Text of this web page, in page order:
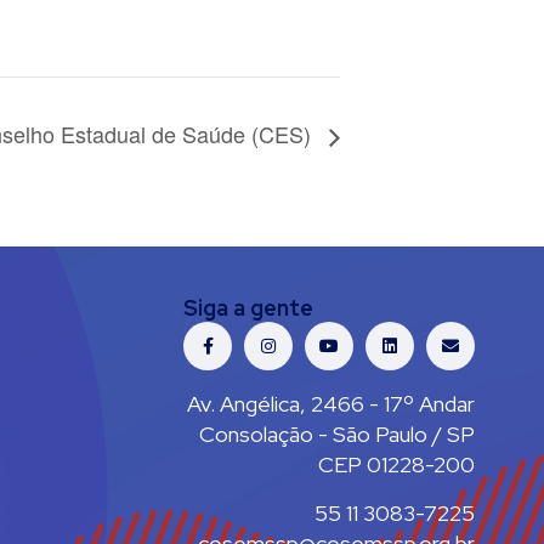
Estadual de Saúde (CES)
Siga a gente
Av. Angélica, 2466 - 17º Andar
Consolação - São Paulo / SP
CEP 01228-200
55 11 3083-7225